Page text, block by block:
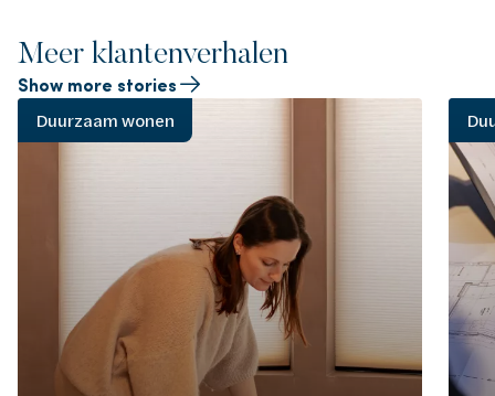
Meer klantenverhalen
Show more stories
Duurzaam wonen